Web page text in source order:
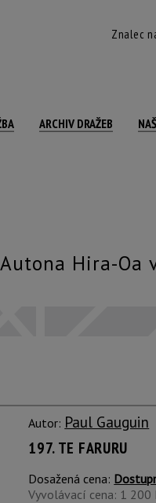
Znalec
ARCHIV DRAŽEB
Hira-Oa
Autor: Paul Gauguin
197. TE FARURU
Dosažená cena:
Vyvolávací cena: 1 200